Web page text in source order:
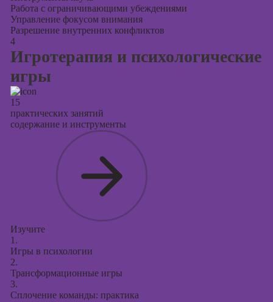
Работа с ограничивающими убеждениями
Управление фокусом внимания
Разрешение внутренних конфликтов
4
Игротерапия и психологические
игры
15
практических занятий
содержание и инструменты
Изучите
1.
Игры в психологии
2.
Трансформационные игры
3.
Сплочение команды: практика